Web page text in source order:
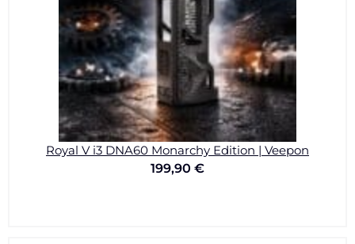
Royal V i3 DNA60 Monarchy Edition | Veepon
199,90 €